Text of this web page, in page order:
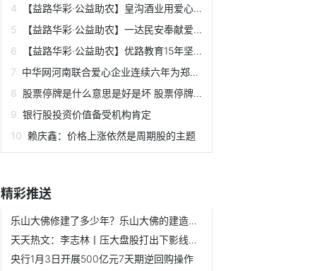
【益路华彩·公益助农】皇沟酒业用爱心致敬一线工作者 助力...
【益路华彩·公益助农】一达民安奉献爱心 向一线工作者致敬
【益路华彩·公益助农】优路教育15年坚守初心回报社会
中华网河南联合爱心企业连续六年为郑州交警支队“送清凉”
股票停牌是什么意思是好是坏 股票停牌了手里的股票怎么办？
银行股投资价值备受机构肯定
赖庆鑫：价格上涨依然是周期股的主题
精彩推送
乐山大佛修建了多少年？乐山大佛的建造发起人是谁？
天天热文：李志林丨压大盘股打出下影线，低开高走如期开门红
央行1月3日开展500亿元7天期逆回购操作